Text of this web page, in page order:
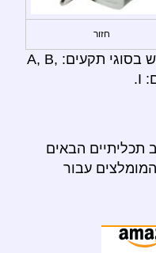
חזור
מתאם זה מאפשר לך להשתמש בסוגי תקעים: A, B,
תכליתיים הבאים
המומלצים עבור